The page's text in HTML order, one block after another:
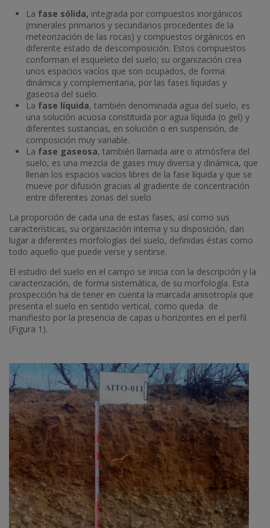
La fase sólida, integrada por compuestos inorgánicos
(minerales primarios y secundarios procedentes de la
meteorización de las rocas) y compuestos orgánicos en
diferente estado de descomposición. Estos compuestos
conforman el esqueleto del suelo; su organización crea
unos espacios vacíos que son ocupados, de forma
dinámica y complementaria, por las fases líquidas y
gaseosa del suelo.
La fase líquida, también denominada agua del suelo, es
una solución acuosa constituida por agua líquida (o gel) y
diferentes sustancias, en solución o en suspensión, de
composición muy variable.
La fase gaseosa, también llamada aire o atmósfera del
suelo, es una mezcla de gases muy diversa y dinámica, que
llenan los espacios vacíos libres de la fase líquida y que se
mueve por difusión gracias al gradiente de concentración
entre diferentes zonas del suelo.
La proporción de cada una de estas fases, así como sus
características, su organización interna y su disposición, dan
lugar a diferentes morfologías del suelo, definidas éstas como
todo aquello que puede verse y sentirse.
El estudio del suelo en el campo se inicia con la descripción y la
caracterización, de forma sistemática, de su morfología. Esta
prospección ha de tener en cuenta la marcada anisotropía que
presenta el suelo en sentido vertical, como queda de
manifiesto por la presencia de capas u horizontes en el perfil
(Figura 1).